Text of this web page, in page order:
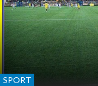
SPORT